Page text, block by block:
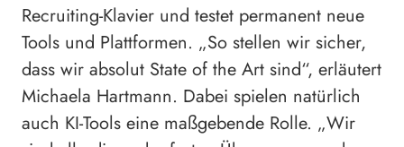
Recruiting-Klavier und testet permanent neue
Tools und Plattformen. „So stellen wir sicher,
dass wir absolut State of the Art sind“, erläutert
Michaela Hartmann. Dabei spielen natürlich
auch KI-Tools eine maßgebende Rolle. „Wir